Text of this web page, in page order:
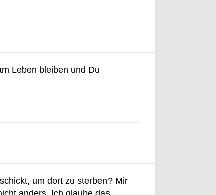
Leben bleiben und Du
um dort zu sterben? Mir